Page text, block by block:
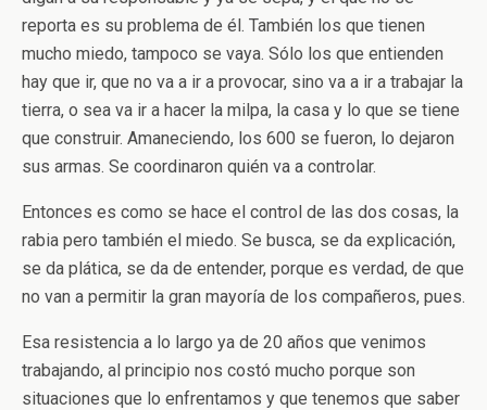
reporta es su problema de él. También los que tienen
mucho miedo, tampoco se vaya. Sólo los que entienden
hay que ir, que no va a ir a provocar, sino va a ir a trabajar la
tierra, o sea va ir a hacer la milpa, la casa y lo que se tiene
que construir. Amaneciendo, los 600 se fueron, lo dejaron
sus armas. Se coordinaron quién va a controlar.
Entonces es como se hace el control de las dos cosas, la
rabia pero también el miedo. Se busca, se da explicación,
se da plática, se da de entender, porque es verdad, de que
no van a permitir la gran mayoría de los compañeros, pues.
Esa resistencia a lo largo ya de 20 años que venimos
trabajando, al principio nos costó mucho porque son
situaciones que lo enfrentamos y que tenemos que saber